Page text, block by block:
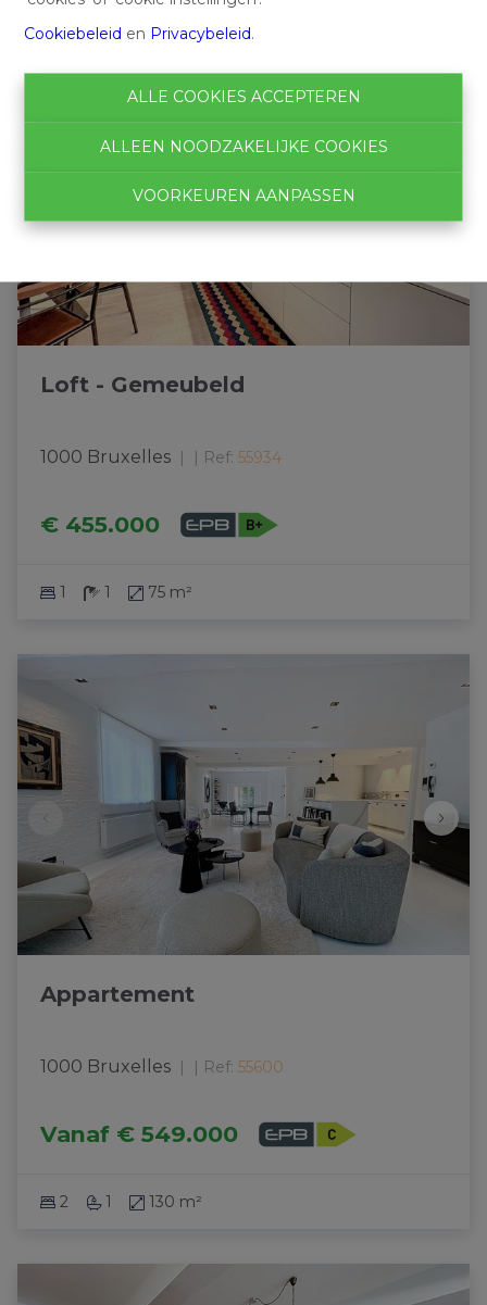
Cookiebeleid en Privacybeleid.
ALLE COOKIES ACCEPTEREN
ALLEEN NOODZAKELIJKE COOKIES
VOORKEUREN AANPASSEN
Loft - Gemeubeld
1000 Bruxelles | Ref: 55934
€ 455.000
1 1 75 m²
Appartement
1000 Bruxelles | Ref: 55600
Vanaf € 549.000
2 1 130 m²